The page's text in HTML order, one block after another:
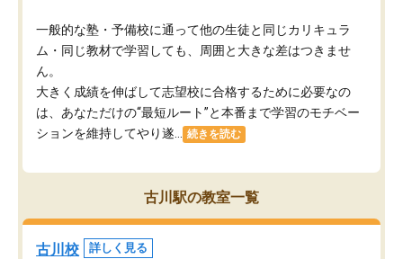
一般的な塾・予備校に通って他の生徒と同じカリキュラ
ム・同じ教材で学習しても、周囲と大きな差はつきませ
ん。
大きく成績を伸ばして志望校に合格するために必要なの
は、あなただけの“最短ルート”と本番まで学習のモチベー
ションを維持してやり遂...
続きを読む
古川駅の教室一覧
古川校 詳しく見る